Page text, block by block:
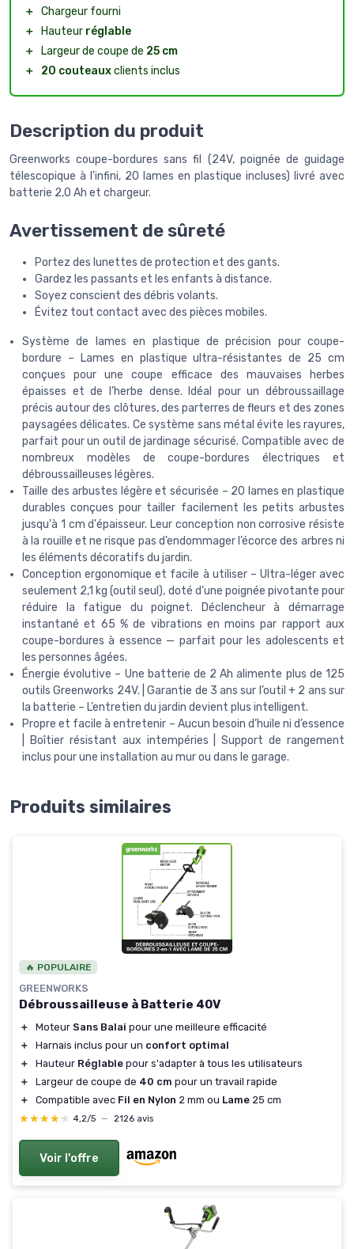
＋ Chargeur fourni
＋
Hauteur réglable
＋
Largeur de coupe de 25 cm
＋
20 couteauxclients inclus
Description du produit
Greenworks coupe-bordures sans fil (24V, poignée de guidage
télescopique à l'infini, 20 lames en plastique incluses) livré avec
batterie 2,0 Ah et chargeur.
Avertissement de sûreté
Portez des lunettes de protection et des gants.
Gardez les passants et les enfants à distance.
Soyez conscient des débris volants.
Évitez tout contact avec des pièces mobiles.
Système de lames en plastique de précision pour coupe-
bordure – Lames en plastique ultra-résistantes de 25 cm
conçues pour une coupe efficace des mauvaises herbes
épaisses et de l’herbe dense. Idéal pour un débroussaillage
précis autour des clôtures, des parterres de fleurs et des zones
paysagées délicates. Ce système sans métal évite les rayures,
parfait pour un outil de jardinage sécurisé. Compatible avec de
nombreux modèles de coupe-bordures électriques et
débroussailleuses légères.
Taille des arbustes légère et sécurisée – 20 lames en plastique
durables conçues pour tailler facilement les petits arbustes
jusqu'à 1 cm d'épaisseur. Leur conception non corrosive résiste
à la rouille et ne risque pas d’endommager l’écorce des arbres ni
les éléments décoratifs du jardin.
Conception ergonomique et facile à utiliser – Ultra-léger avec
seulement 2,1 kg (outil seul), doté d’une poignée pivotante pour
réduire la fatigue du poignet. Déclencheur à démarrage
instantané et 65 % de vibrations en moins par rapport aux
coupe-bordures à essence — parfait pour les adolescents et
les personnes âgées.
Énergie évolutive – Une batterie de 2 Ah alimente plus de 125
outils Greenworks 24V. | Garantie de 3 ans sur l’outil + 2 ans sur
la batterie – L’entretien du jardin devient plus intelligent.
Propre et facile à entretenir – Aucun besoin d’huile ni d’essence
| Boîtier résistant aux intempéries | Support de rangement
inclus pour une installation au mur ou dans le garage.
Produits similaires
🔥 POPULAIRE
GREENWORKS
Débroussailleuse à Batterie 40V
＋ Moteur Sans Balai pour une meilleure efficacité
＋
Harnais inclus pour un confort optimal
＋
Hauteur Réglable pour s'adapter à tous les utilisateurs
＋
Largeur de coupe de 40 cm pour un travail rapide
＋
Compatible avec Fil en Nylon 2 mm ou Lame 25 cm
★★★★★
★★★★★ 4,2/5 — 2126 avis
Voir l'offre